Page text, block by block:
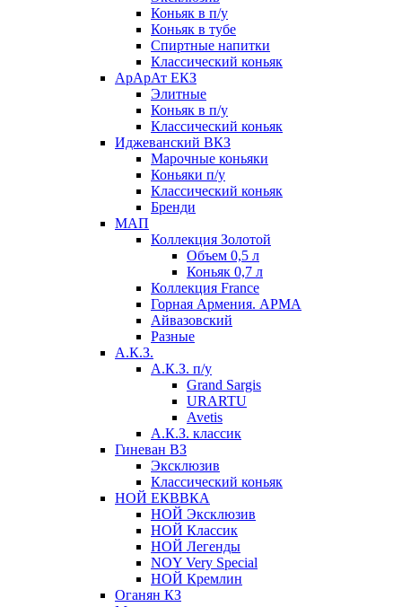
Коньяк в п/у
Коньяк в тубе
Спиртные напитки
Классический коньяк
АрАрАт ЕКЗ
Элитные
Коньяк в п/у
Классический коньяк
Иджеванский ВКЗ
Марочные коньяки
Коньяки п/у
Классический коньяк
Бренди
МАП
Коллекция Золотой
Объем 0,5 л
Коньяк 0,7 л
Коллекция France
Горная Армения. АРМА
Айвазовский
Разные
А.К.З.
А.К.З. п/у
Grand Sargis
URARTU
Avetis
А.К.З. классик
Гиневан ВЗ
Эксклюзив
Классический коньяк
НОЙ ЕКВВКА
НОЙ Эксклюзив
НОЙ Классик
НОЙ Легенды
NOY Very Speсial
НОЙ Кремлин
Оганян КЗ